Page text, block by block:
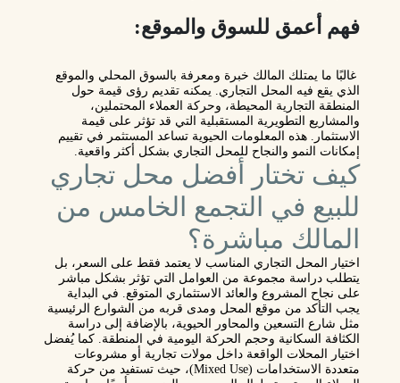
فهم أعمق للسوق والموقع:
غالبًا ما يمتلك المالك خبرة ومعرفة بالسوق المحلي والموقع
الذي يقع فيه المحل التجاري. يمكنه تقديم رؤى قيمة حول
المنطقة التجارية المحيطة، وحركة العملاء المحتملين،
والمشاريع التطويرية المستقبلية التي قد تؤثر على قيمة
الاستثمار. هذه المعلومات الحيوية تساعد المستثمر في تقييم
إمكانات النمو والنجاح للمحل التجاري بشكل أكثر واقعية.
كيف تختار أفضل محل تجاري
للبيع في التجمع الخامس من
المالك مباشرة؟
اختيار المحل التجاري المناسب لا يعتمد فقط على السعر، بل
يتطلب دراسة مجموعة من العوامل التي تؤثر بشكل مباشر
على نجاح المشروع والعائد الاستثماري المتوقع. في البداية
يجب التأكد من موقع المحل ومدى قربه من الشوارع الرئيسية
مثل شارع التسعين والمحاور الحيوية، بالإضافة إلى دراسة
الكثافة السكانية وحجم الحركة اليومية في المنطقة. كما يُفضل
اختيار المحلات الواقعة داخل مولات تجارية أو مشروعات
متعددة الاستخدامات (Mixed Use)، حيث تستفيد من حركة